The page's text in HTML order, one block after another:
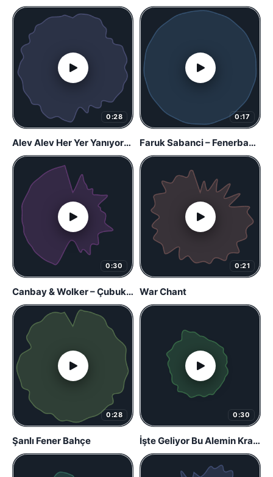
0:28
Alev Alev Her Yer Yanıyor-Athena
0:17
Faruk Sabanci – Fenerbahce Anthem
0:30
Canbay & Wolker – Çubuklu
0:21
War Chant
0:28
Şanlı Fener Bahçe
0:30
İşte Geliyor Bu Alemin Kralı (Islık)